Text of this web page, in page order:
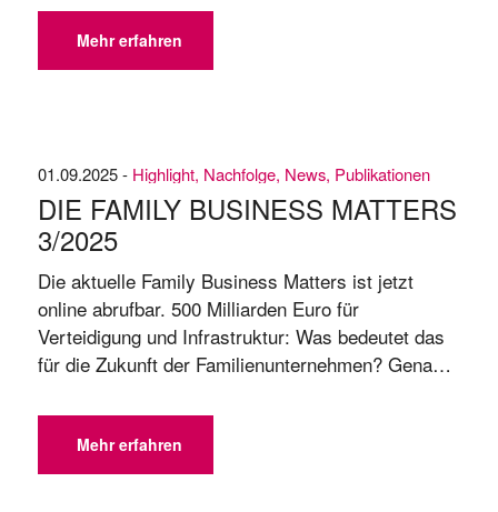
Rahmenbedingungenvermissen. Gerade jetzt sind
Familienunternehmengefragt, Verantwortung zu
übernehmen – nicht nur für sich selbst und ihre
Mehr erfahren
01.09.2025 - Highlight, Nachfolge, News, Publikationen
DIE FAMILY BUSINESS MATTERS
3/​2025
Die aktuelle Family Business Matters ist jetzt
online abrufbar. 500 Milliarden Euro für
Verteidigung und Infrastruktur: Was bedeutet das
für die Zukunft der Familienunternehmen? Genau
INTES-Magazins Family Business Matters! In
Zeiten großer Umbrüche steht auch die Welt der
Familienunternehmen vor neuen Fragen: Was
Mehr erfahren